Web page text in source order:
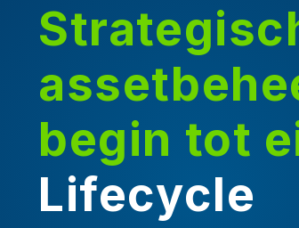
begin tot
Lifecycle